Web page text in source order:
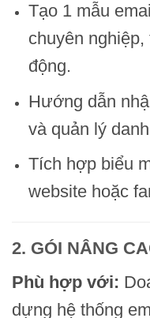
Tạo 1 mẫu
chuyên
động.
Hướng dẫn
và quản lý
Tích hợp biểu
website hoặc
2. GÓI NÂNG
Phù hợp với:
dựng hệ thống